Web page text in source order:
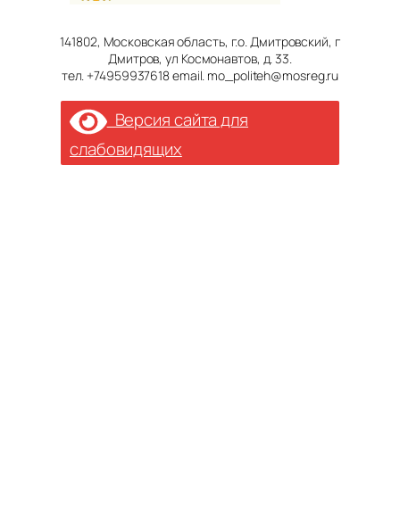
141802, Московская область, г.о. Дмитровский, г
Дмитров, ул Космонавтов, д. 33.
тел. +74959937618 email. mo_politeh@mosreg.ru
Версия сайта для
слабовидящих